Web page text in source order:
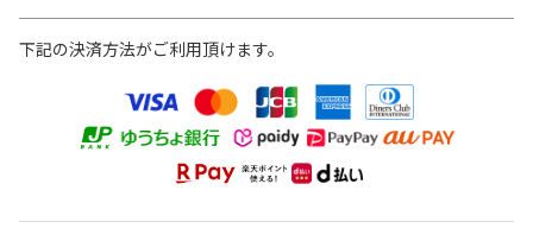
下記の決済方法がご利用頂けます。